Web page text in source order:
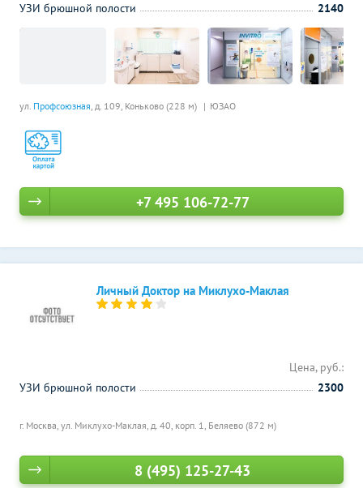
ул. Профсоюзная, д. 109, Коньково (228 м) ЮЗАО
УЗИ брюшной полости
2140
+7 495 106-72-77
Личный Доктор на Миклухо-Маклая
г. Москва, ул. Миклухо-Маклая, д. 40, корп. 1, Беляево (872 м)
Цена, руб.:
УЗИ брюшной полости
2300
8 (495) 125-27-43